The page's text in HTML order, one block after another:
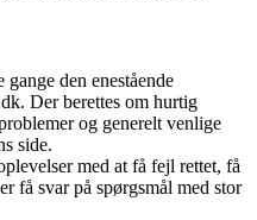
den enestående
Der berettes om hurtig
og generelt venlige
side.
med at få fejl rettet, få
få svar på spørgsmål med stor